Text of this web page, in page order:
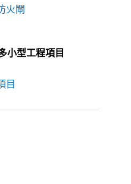
火閘
小型工程項目
目